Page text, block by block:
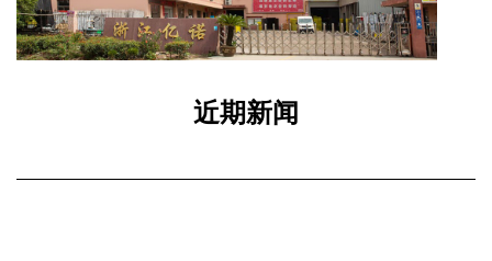
近期新闻